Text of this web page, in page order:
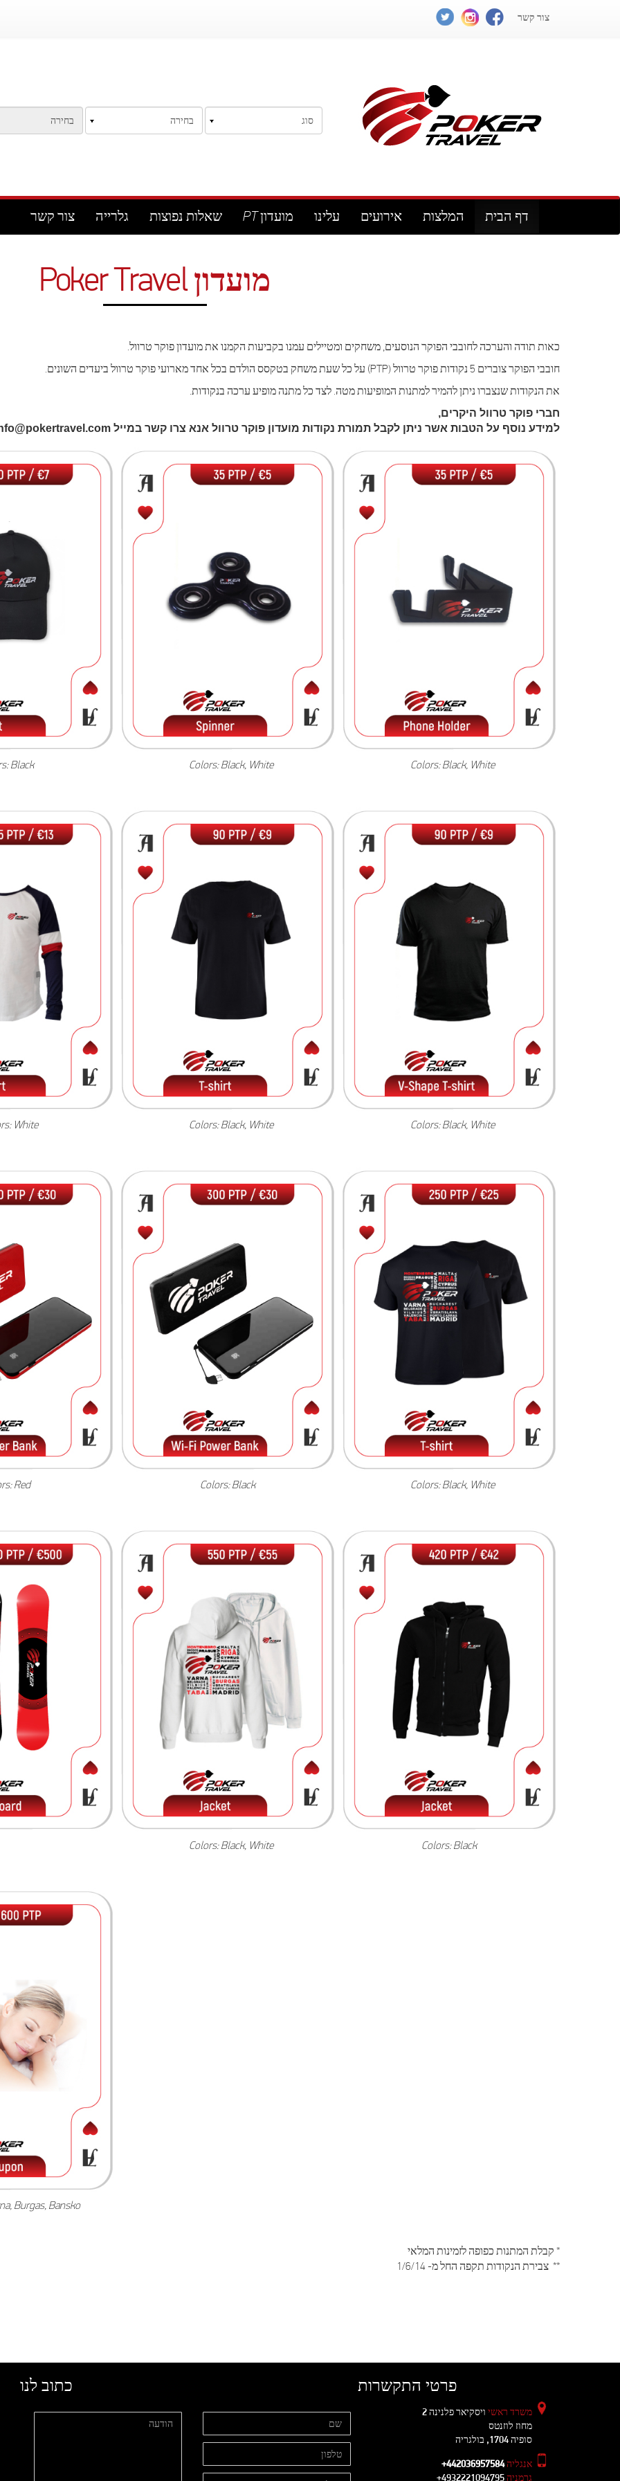
צור קשר
דף הבית המלצות אירועים עלינו מועדון PT שאלות נפוצות גלרייה צור קשר
מועדון Poker Travel
כאות תודה והערכה לחובבי הפוקר הנוסעים, משחקים ומטיילים עמנו בקביעות הקמנו את מועדון פוקר טרוול.
חובבי הפוקר צוברים 5 נקודות פוקר טרוול (PTP) על כל שעת משחק בטקסס הולדם בכל אחד מארועי פוקר טרוול ביעדים השונים.
את הנקודות שנצברו ניתן להמיר למתנות המופיעות מטה. לצד כל מתנה מופיע ערכה בנקודות.
חברי פוקר טרוול היקרים,
למידע נוסף על הטבות אשר ניתן לקבל תמורת נקודות מועדון פוקר טרוול אנא צרו קשר במייל info@pokertravel.com או במספר 1-700-50-50-11
Colors: Black, White
Colors: Black, White
Black
Colors: Black, White
Colors: Black, White
White
Colors: Black, White
Colors: Black
Red
Colors: Black
Colors: Black, White
Burgas, Bansko
* קבלת המתנות כפופה לזמינות המלאי
** צבירת הנקודות תקפה החל מ- 1/6/14
פרטי התקשרות
משרד ראשי ויסקיאר פלנינה 2
מחוז לוזנטס
סופיה 1704, בולגריה
אנגליה+442036957584
גרמניה+4932221094795
כתוב לנו